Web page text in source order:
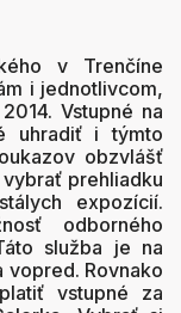
v Trenčíne
i jednotlivcom,
Vstupné na
uhradiť i týmto
obzvlášť
prehliadku
expozícií.
odborného
služba je na
vopred. Rovnako
vstupné za